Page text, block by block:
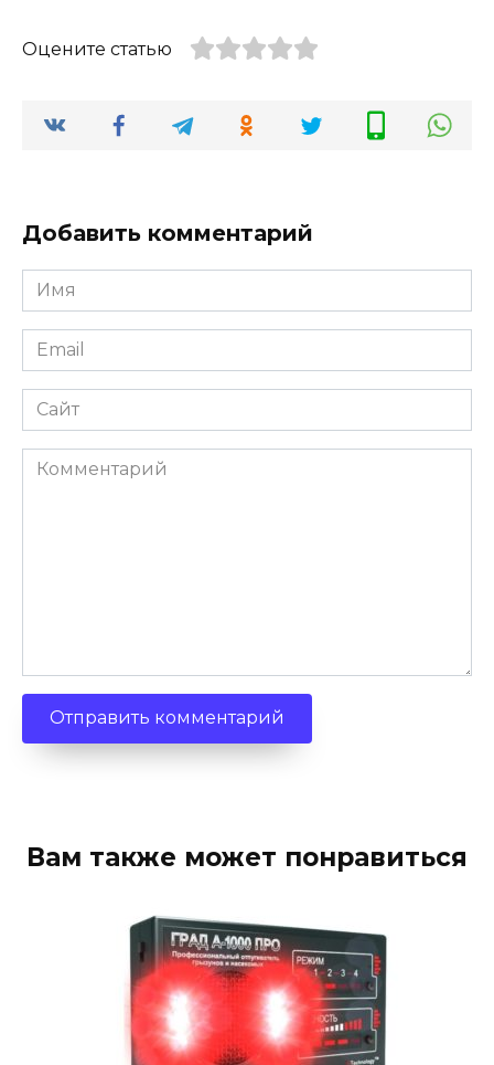
Оцените статью
Добавить комментарий
Имя
Email
Сайт
Комментарий
Вам также может понравиться